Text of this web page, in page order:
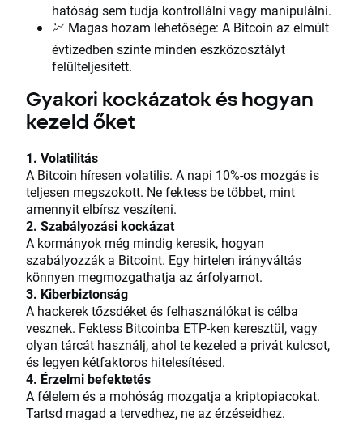
hatóság sem tudja kontrollálni vagy manipulálni.
💹 Magas hozam lehetősége: A Bitcoin az elmúlt
évtizedben szinte minden eszközosztályt
felülteljesített.
Gyakori kockázatok és hogyan
kezeld őket
1. Volatilitás
A Bitcoin híresen volatilis. A napi 10%-os mozgás is
teljesen megszokott. Ne fektess be többet, mint
amennyit elbírsz veszíteni.
2. Szabályozási kockázat
A kormányok még mindig keresik, hogyan
szabályozzák a Bitcoint. Egy hirtelen irányváltás
könnyen megmozgathatja az árfolyamot.
3. Kiberbiztonság
A hackerek tőzsdéket és felhasználókat is célba
vesznek. Fektess Bitcoinba ETP-ken keresztül, vagy
olyan tárcát használj, ahol te kezeled a privát kulcsot,
és legyen kétfaktoros hitelesítésed.
4. Érzelmi befektetés
A félelem és a mohóság mozgatja a kriptopiacokat.
Tartsd magad a tervedhez, ne az érzéseidhez.